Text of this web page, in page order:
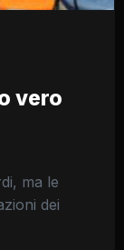
vero
ma le
dei